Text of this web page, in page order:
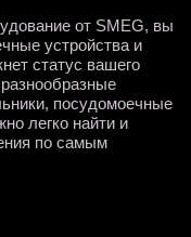
от SMEG, вы
устройства и
статус вашего
посудомоечные
легко найти и
по самым